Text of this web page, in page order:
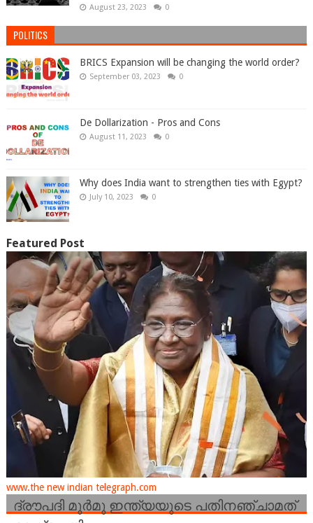
August 23, 2023 0
POLITICS
BRICS Expansion will be changing the world order?
September 03, 2023 0
De Dollarization - Pros and Cons
August 11, 2023 0
Why does India want to strengthen ties with Egypt?
July 10, 2023 0
Featured Post
www.the new indian telegraph.com
ദ്രൗപദി മുർമു ഇന്ത്യയുടെ പതിനഞ്ചാമത്